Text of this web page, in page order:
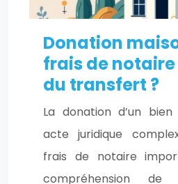
Donation
frais de
du transfert ?
La donation d’un
acte juridique
frais de notaire
compréhension